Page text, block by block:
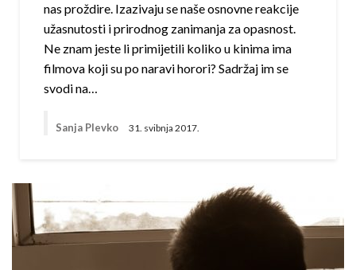
nas proždire. Izazivaju se naše osnovne reakcije
užasnutosti i prirodnog zanimanja za opasnost.
Ne znam jeste li primijetili koliko u kinima ima
filmova koji su po naravi horori? Sadržaj im se
svodi na…
Sanja Plevko 31. svibnja 2017.